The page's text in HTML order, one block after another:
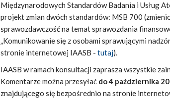
Międzynarodowych Standardów Badania i Usług
projekt zmian dwóch standardów: MSB 700
sprawozdawczość na temat sprawozdania
„Komunikowanie się z osobami sprawującymi
stronie internetowej IAASB - tutaj).
IAASB w ramach konsultacji zaprasza wszystkie
Komentarze można przesyłać do 4 października
znajdującego się bezpośrednio na stronie